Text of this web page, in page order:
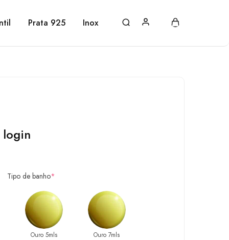
Prata 925 Inox
login
Tipo de banho*
Ouro 5mls Ouro 7mls